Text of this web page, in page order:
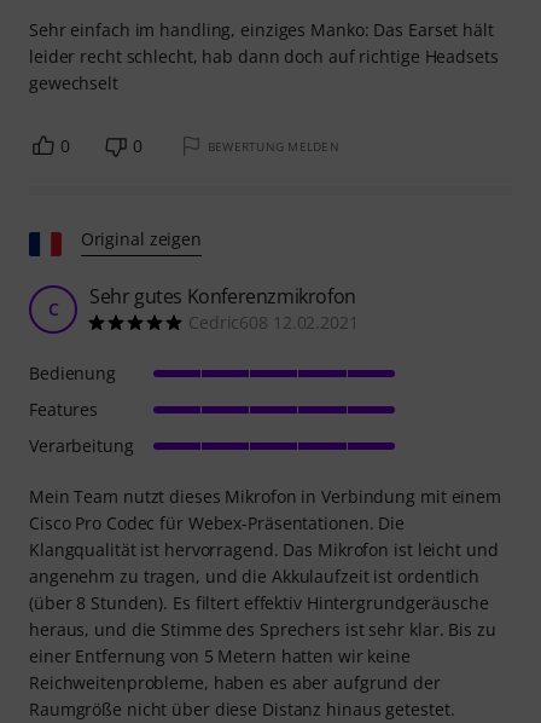
Sehr einfach im handling, einziges Manko: Das Earset hält
leider recht schlecht, hab dann doch auf richtige Headsets
gewechselt
0 0 BEWERTUNG MELDEN
Original zeigen
C Sehr gutes Konferenzmikrofon
Cedric608 12.02.2021
Mein Team nutzt dieses Mikrofon in Verbindung mit einem
Cisco Pro Codec für Webex-Präsentationen. Die
Klangqualität ist hervorragend. Das Mikrofon ist leicht und
angenehm zu tragen, und die Akkulaufzeit ist ordentlich
(über 8 Stunden). Es filtert effektiv Hintergrundgeräusche
heraus, und die Stimme des Sprechers ist sehr klar. Bis zu
einer Entfernung von 5 Metern hatten wir keine
Reichweitenprobleme, haben es aber aufgrund der
Raumgröße nicht über diese Distanz hinaus getestet.
Bedienung
Features
Verarbeitung